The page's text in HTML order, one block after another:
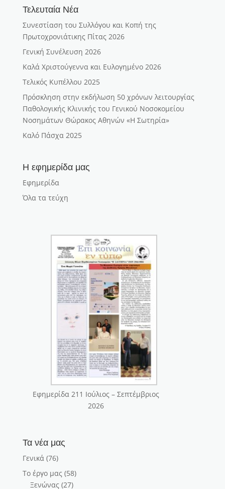
Τελευταία Νέα
Συνεστίαση του Συλλόγου και Κοπή της
Πρωτοχρονιάτικης Πίτας 2026
Γενική Συνέλευση 2026
Καλά Χριστούγεννα και Ευλογημένο 2026
Τελικός Κυπέλλου 2025
Πρόσκληση στην εκδήλωση 50 χρόνων λειτουργίας
Παθολογικής Κλινικής του Γενικού Νοσοκομείου
Νοσημάτων Θώρακος Αθηνών «Η Σωτηρία»
Καλό Πάσχα 2025
Η εφημερίδα μας
Εφημερίδα
Όλα τα τεύχη
Εφημερίδα 211 Ιούλιος – Σεπτέμβριος
2026
Τα νέα μας
Γενικά(76)
Το έργο μας(58)
Ξενώνας(27)